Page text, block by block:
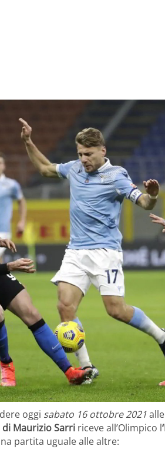
oggi sabato 16 ottobre 2021
di Maurizio Sarri riceve all’Olimpico l
partita uguale alle altre: